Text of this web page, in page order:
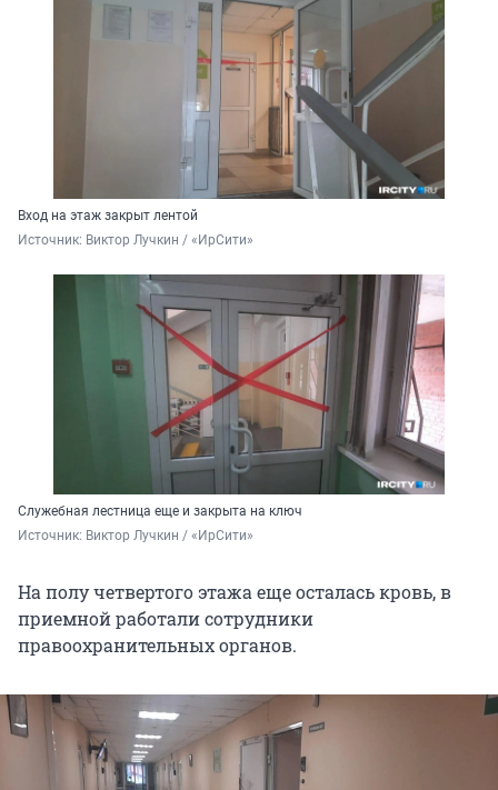
Вход на этаж закрыт лентой
Источник: Виктор Лучкин / «ИрСити»
Служебная лестница еще и закрыта на ключ
Источник: Виктор Лучкин / «ИрСити»
На полу четвертого этажа еще осталась кровь, в
приемной работали сотрудники
правоохранительных органов.